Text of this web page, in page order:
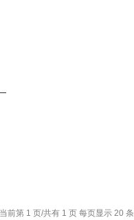
前第 1 页/共有 1 页 每页显示 20 条